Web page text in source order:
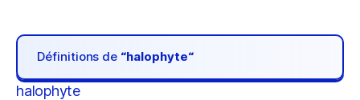
Définitions de “halophyte“
halophyte